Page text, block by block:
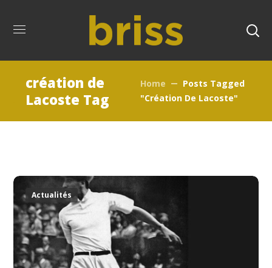
création de
Lacoste Tag
Home
Posts Tagged
"création De Lacoste"
Actualités